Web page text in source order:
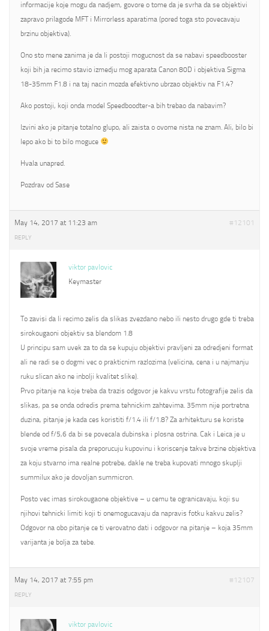
informacije koje mogu da nadjem, govore o tome da je svrha da se objektivi
zapravo prilagode MFT i Mirrorless aparatima (pored toga sto povecavaju
brzinu objektiva).
Ono sto mene zanima je da li postoji mogucnost da se nabavi speedbooster
koji bih ja recimo stavio izmedju mog aparata Canon 80D i objektiva Sigma
18-35mm F1.8 i na taj nacin mozda efektivno ubrzao objektiv na F1.4?
Ako postoji, koji onda model Speedboodter-a bih trebao da nabavim?
Izvini ako je pitanje totalno glupo, ali zaista o ovome nista ne znam. Ali, bilo bi
lepo ako bi to bilo moguce
Hvala unapred.
Pozdrav od Sase
May 14, 2017 at 11:23 am #12101
REPLY
viktor pavlovic
Keymaster
To zavisi da li recimo zelis da slikas zvezdano nebo ili nesto drugo gde ti treba
sirokougaoni objektiv sa blendom 1.8
U principu sam uvek za to da se kupuju objektivi pravljeni za odredjeni format
ali ne radi se o dogmi vec o prakticnim razlozima (velicina, cena i u najmanju
ruku slican ako ne inbolji kvalitet slike).
Prvo pitanje na koje treba da trazis odgovor je kakvu vrstu fotografije zelis da
slikas, pa se onda odredis prema tehnickim zahtevima. 35mm nije portretna
duzina, pitanje je kada ces koristiti f/1.4 ili f/1.8? Za arhitekturu se koriste
blende od f/5,6 da bi se povecala dubinska i plosna ostrina. Cak i Leica je u
svoje vreme pisala da preporucuju kupovinu i koriscenje takve brzine objektiva
za koju stvarno ima realne potrebe, dakle ne treba kupovati mnogo skuplji
summilux ako je dovoljan summicron.
Posto vec imas sirokougaone objektive – u cemu te ogranicavaju, koji su
njihovi tehnicki limiti koji ti onemogucavaju da napravis fotku kakvu zelis?
Odgovor na obo pitanje ce ti verovatno dati i odgovor na pitanje – koja 35mm
varijanta je bolja za tebe.
May 14, 2017 at 7:55 pm #12107
REPLY
viktor pavlovic